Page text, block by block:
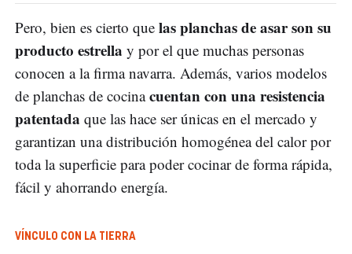
Pero, bien es cierto que las planchas de asar son su
producto estrella y por el que muchas personas
conocen a la firma navarra. Además, varios modelos
de planchas de cocinacuentan con una resistencia
patentada que las hace ser únicas en el mercado y
garantizan una distribución homogénea del calor por
toda la superficie para poder cocinar de forma rápida,
fácil y ahorrando energía.
VÍNCULO CON LA TIERRA